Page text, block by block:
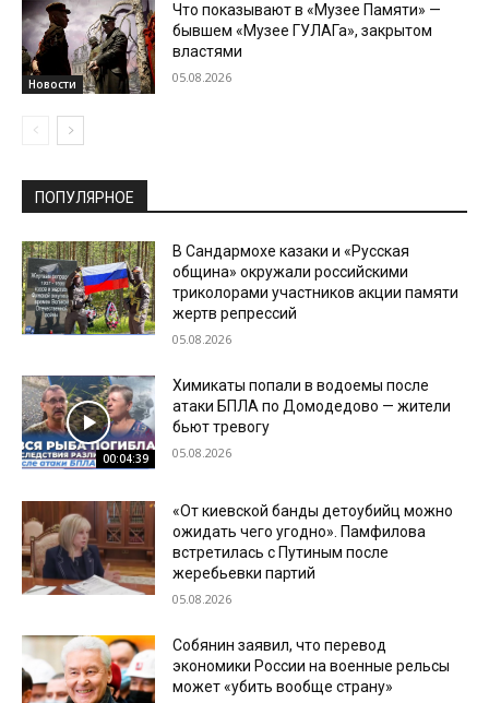
Новости
Что показывают в «Музее Памяти» —
бывшем «Музее ГУЛАГа», закрытом
властями
05.08.2026
ПОПУЛЯРНОЕ
В Сандармохе казаки и «Русская
община» окружали российскими
триколорами участников акции памяти
жертв репрессий
05.08.2026
00:04:39
Химикаты попали в водоемы после
атаки БПЛА по Домодедово — жители
бьют тревогу
05.08.2026
«От киевской банды детоубийц можно
ожидать чего угодно». Памфилова
встретилась с Путиным после
жеребьевки партий
05.08.2026
Собянин заявил, что перевод
экономики России на военные рельсы
может «убить вообще страну»